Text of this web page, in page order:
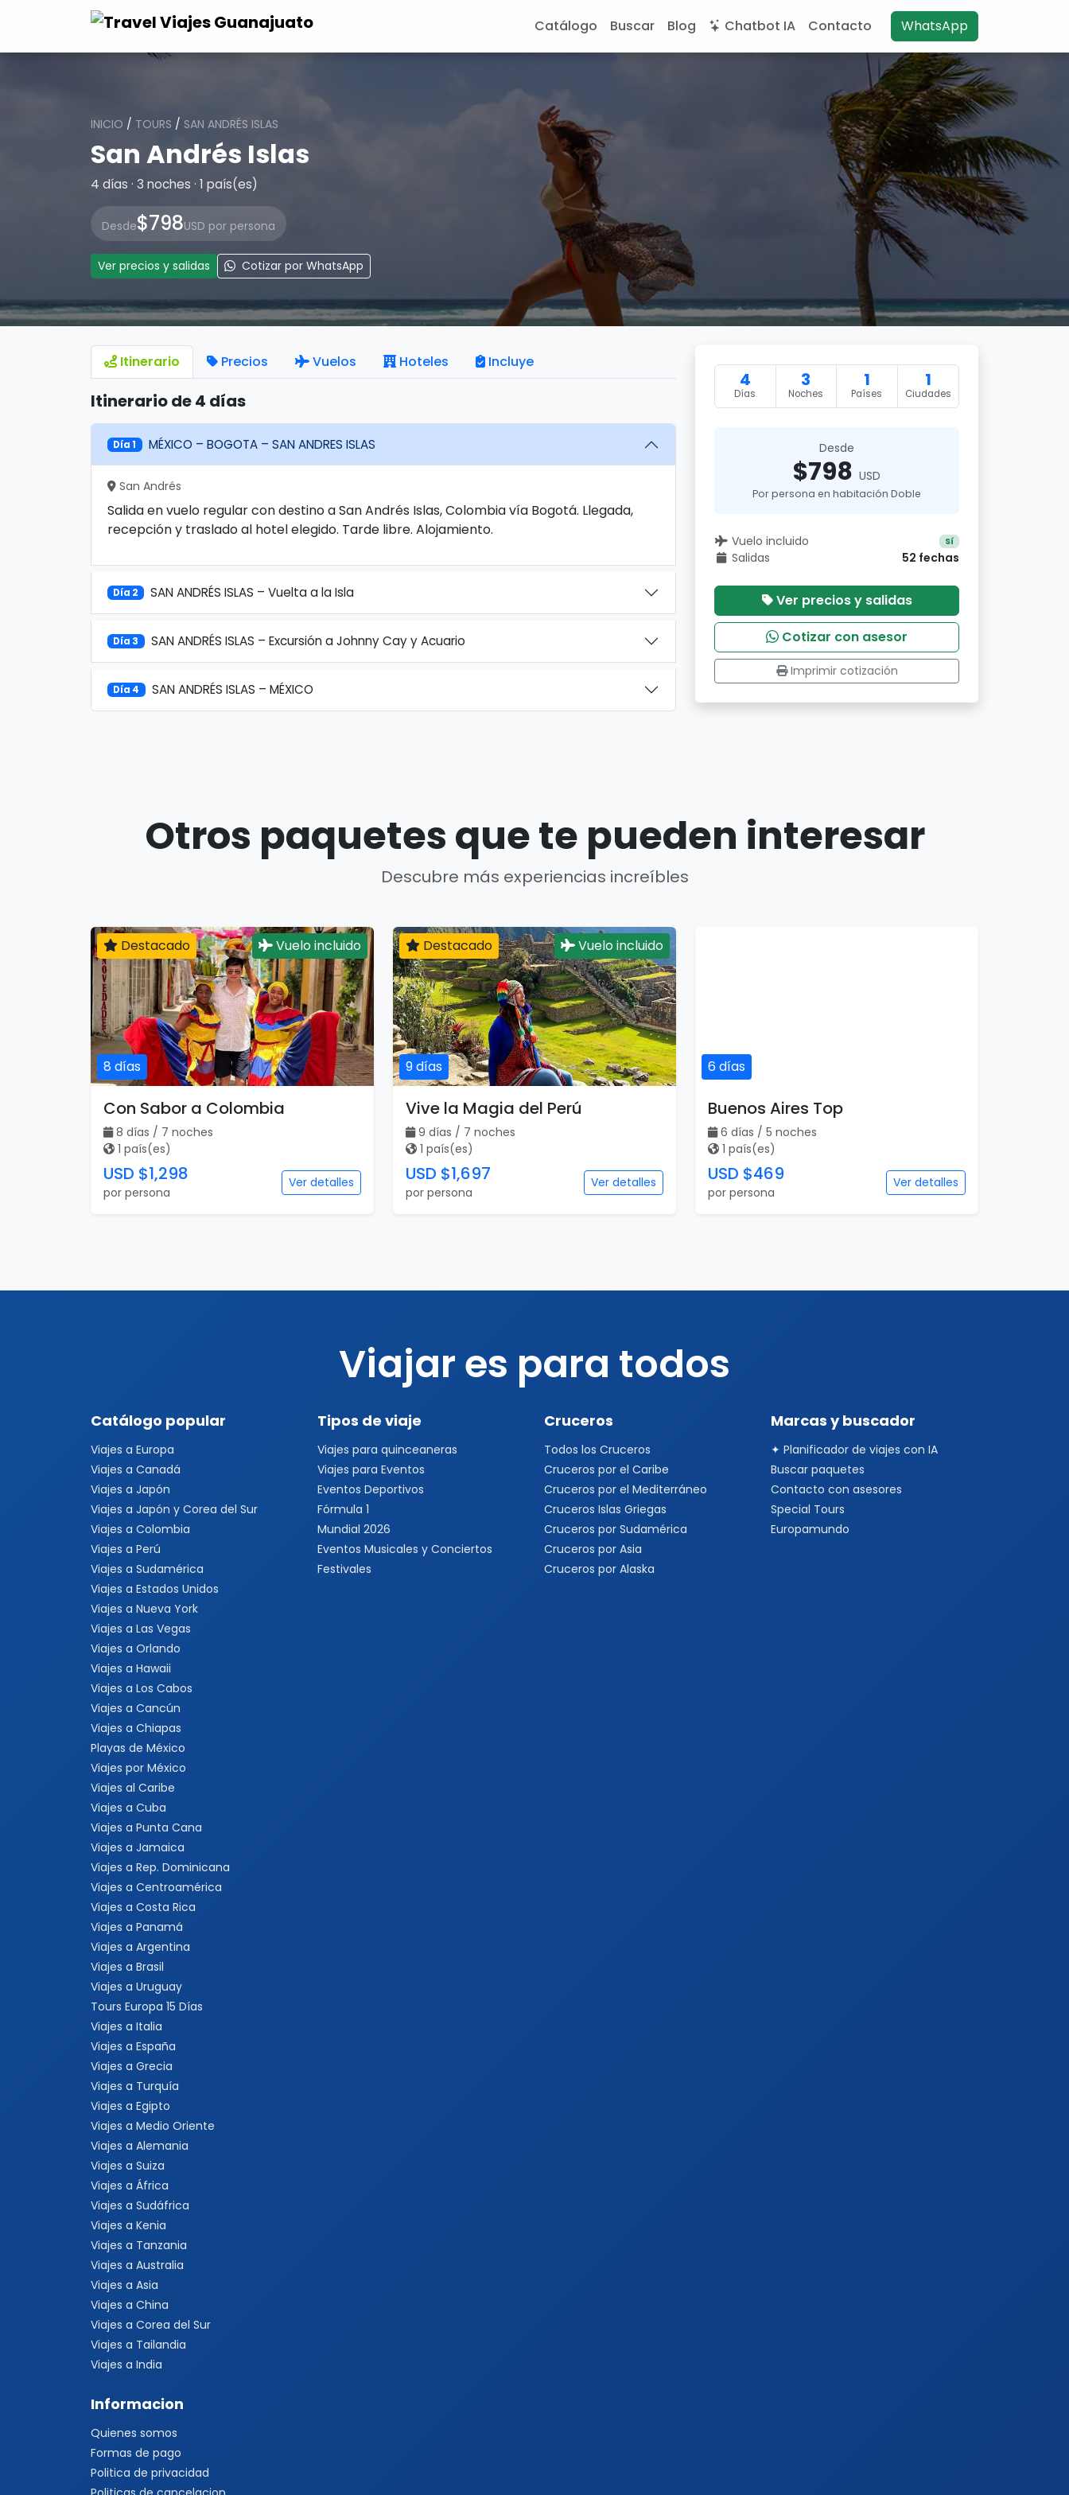
Catálogo Buscar Blog Chatbot IA Contacto WhatsApp
INICIO / TOURS / SAN ANDRÉS ISLAS
San Andrés Islas
4 días · 3 noches · 1 país(es)
Desde$798USD por persona
Ver precios y salidas Cotizar por WhatsApp
Itinerario Precios Vuelos Hoteles Incluye
Itinerario de 4 días
Día 1 MÉXICO – BOGOTA – SAN ANDRES ISLAS
San Andrés
Salida en vuelo regular con destino a San Andrés Islas, Colombia vía Bogotá. Llegada,
recepción y traslado al hotel elegido. Tarde libre. Alojamiento.
Día 2 SAN ANDRÉS ISLAS – Vuelta a la Isla
Día 3 SAN ANDRÉS ISLAS – Excursión a Johnny Cay y Acuario
Día 4 SAN ANDRÉS ISLAS – MÉXICO
4
Días
3
Noches
1
Países
1
Ciudades
Desde
$798 USD
Por persona en habitación Doble
Vuelo incluido Sí
Salidas 52 fechas
Ver precios y salidas
Cotizar con asesor
Imprimir cotización
Otros paquetes que te pueden interesar
Descubre más experiencias increíbles
8 días
Destacado Vuelo incluido
Con Sabor a Colombia
8 días / 7 noches
1 país(es)
USD $1,298
por persona
Ver detalles
9 días
Destacado Vuelo incluido
Vive la Magia del Perú
9 días / 7 noches
1 país(es)
USD $1,697
por persona
Ver detalles
6 días
Buenos Aires Top
6 días / 5 noches
1 país(es)
USD $469
por persona
Ver detalles
Viajar es para todos
Catálogo popular
Viajes a Europa
Viajes a Canadá
Viajes a Japón
Viajes a Japón y Corea del Sur
Viajes a Colombia
Viajes a Perú
Viajes a Sudamérica
Viajes a Estados Unidos
Viajes a Nueva York
Viajes a Las Vegas
Viajes a Orlando
Viajes a Hawaii
Viajes a Los Cabos
Viajes a Cancún
Viajes a Chiapas
Playas de México
Viajes por México
Viajes al Caribe
Viajes a Cuba
Viajes a Punta Cana
Viajes a Jamaica
Viajes a Rep. Dominicana
Viajes a Centroamérica
Viajes a Costa Rica
Viajes a Panamá
Viajes a Argentina
Viajes a Brasil
Viajes a Uruguay
Tours Europa 15 Días
Viajes a Italia
Viajes a España
Viajes a Grecia
Viajes a Turquía
Viajes a Egipto
Viajes a Medio Oriente
Viajes a Alemania
Viajes a Suiza
Viajes a África
Viajes a Sudáfrica
Viajes a Kenia
Viajes a Tanzania
Viajes a Australia
Viajes a Asia
Viajes a China
Viajes a Corea del Sur
Viajes a Tailandia
Viajes a India
Tipos de viaje
Viajes para quinceaneras
Viajes para Eventos
Eventos Deportivos
Fórmula 1
Mundial 2026
Eventos Musicales y Conciertos
Festivales
Cruceros
Todos los Cruceros
Cruceros por el Caribe
Cruceros por el Mediterráneo
Cruceros Islas Griegas
Cruceros por Sudamérica
Cruceros por Asia
Cruceros por Alaska
Marcas y buscador
✦ Planificador de viajes con IA
Buscar paquetes
Contacto con asesores
Special Tours
Europamundo
Informacion
Quienes somos
Formas de pago
Politica de privacidad